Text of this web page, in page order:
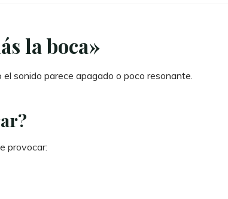
la boca»
sonido parece apagado o poco resonante.
provocar: